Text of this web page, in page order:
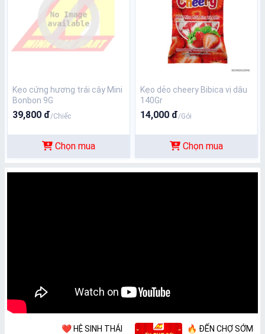
Kẹo cứng hương trái cây Mini
Bonbon 9G
39,800 đ/Chiếc
Chọn mua
Kẹo dẻo cheery Bibica vị dâu
140Gr
14,000 đ/Gói
Chọn mua
❤️ HỆ SINH THÁI
🔥 ĐẾN CHỢ SỚM